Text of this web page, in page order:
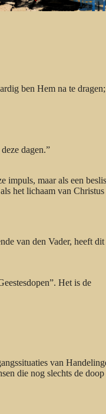
ben Hem na te dragen;
dagen.”
impuls, maar als een
het lichaam van
van den Vader, heeft dit
Het is de
van
die nog slechts de doop